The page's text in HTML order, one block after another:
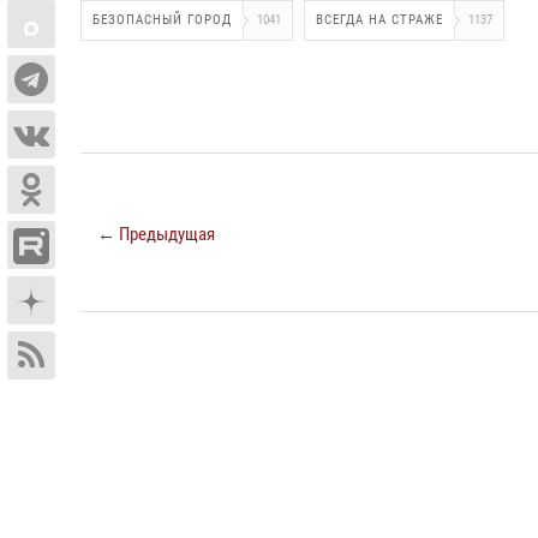
БЕЗОПАСНЫЙ ГОРОД 1041 ВСЕГДА НА СТРАЖЕ 1137
← Предыдущая